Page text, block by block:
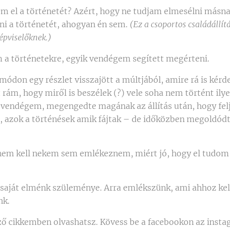
el a történetét? Azért, hogy ne tudjam elmesélni
a történetét, ahogyan én sem. (Ez a csoportos
a történetekre, egyik vendégem segített megérteni.
egy részlet visszajött a múltjából, amire rá is
rám, hogy miről is beszélek (?) vele soha nem történt
megengedte magának az állítás után, hogy
a történések amik fájtak – de időközben
kell nekem sem emlékeznem, miért jó, hogy el
elménk szüleménye. Arra emlékszünk, ami ahhoz
cikkemben olvashatsz. Kövess be a facebookon az